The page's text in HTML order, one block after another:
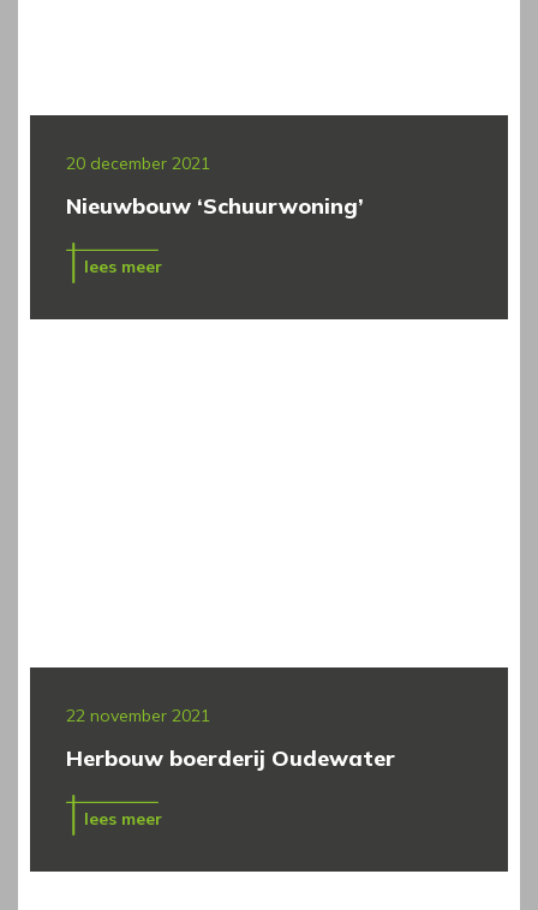
20 december 2021
Nieuwbouw ‘Schuurwoning’
lees meer
22 november 2021
Herbouw boerderij Oudewater
lees meer